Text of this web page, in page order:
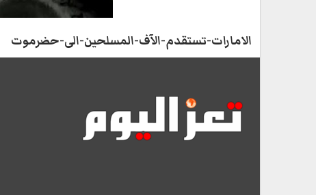
الامارات-تستقدم-الآف-المسلحين-الى-حضرموت